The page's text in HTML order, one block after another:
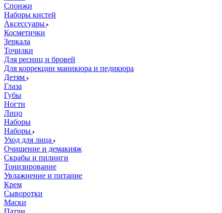
Спонжи
Наборы кистей
Аксессуары
Косметички
Зеркала
Точилки
Для ресниц и бровей
Для коррекции маникюра и педикюра
Детям
Глаза
Губы
Ногти
Лицо
Наборы
Наборы
Уход для лица
Очищение и демакияж
Скрабы и пилинги
Тонизирование
Увлажнение и питание
Крем
Сыворотки
Маски